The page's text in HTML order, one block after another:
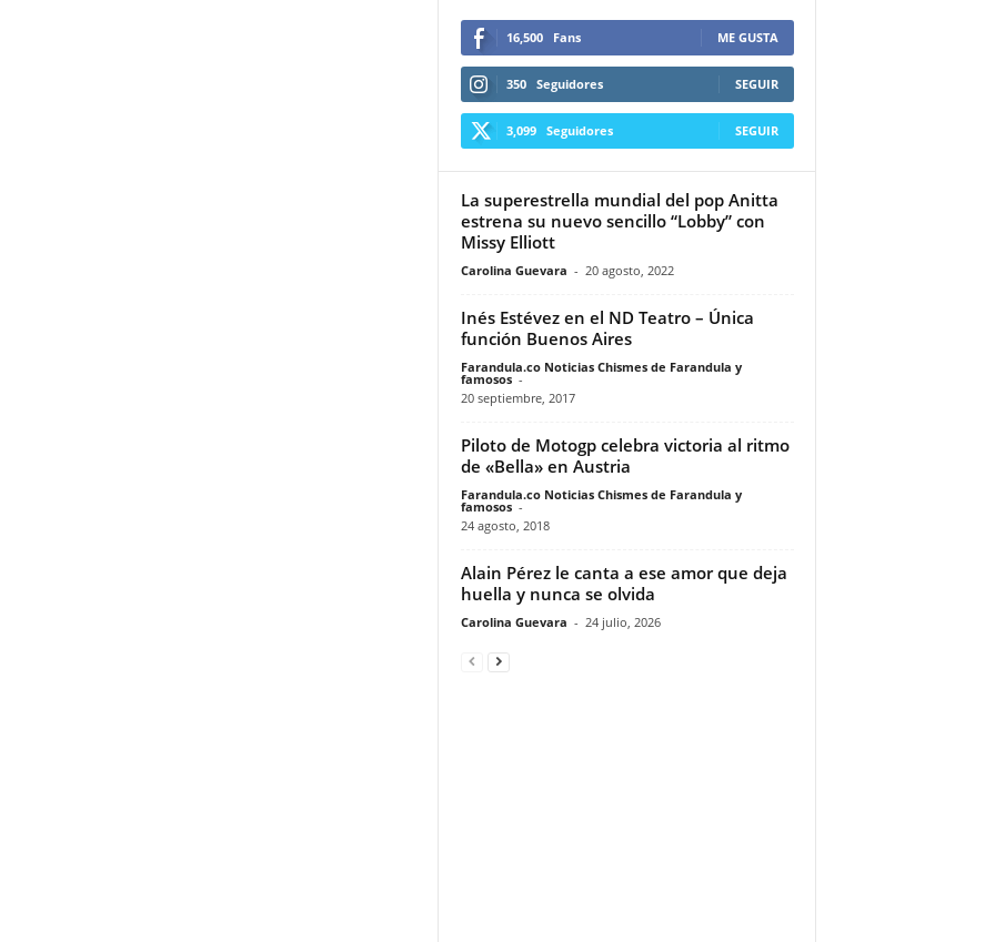
16,500 Fans ME GUSTA
350 Seguidores SEGUIR
3,099 Seguidores SEGUIR
La superestrella mundial del pop Anitta
estrena su nuevo sencillo “Lobby” con
Missy Elliott
Carolina Guevara - 20 agosto, 2022
Inés Estévez en el ND Teatro – Única
función Buenos Aires
Farandula.co Noticias Chismes de Farandula y
famosos -
20 septiembre, 2017
Piloto de Motogp celebra victoria al ritmo
de «Bella» en Austria
Farandula.co Noticias Chismes de Farandula y
famosos -
24 agosto, 2018
Alain Pérez le canta a ese amor que deja
huella y nunca se olvida
Carolina Guevara - 24 julio, 2026